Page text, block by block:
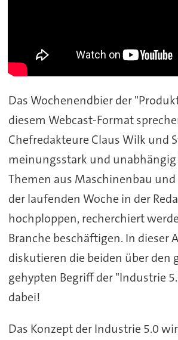
Das Wochenendbier der
diesem Webcast-Format
Chefredakteure Claus Wilk und
meinungsstark und unabhängig
Themen aus Maschinenbau
der laufenden Woche in der
hochploppen, recherchiert
Branche beschäftigen. In dieser
diskutieren die beiden über den
gehypten Begriff der "Industrie
dabei!
Das Konzept der Industrie 5.0